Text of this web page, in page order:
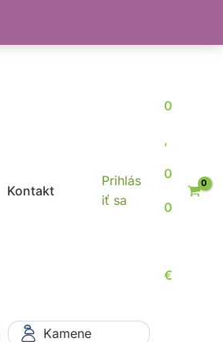
Kontakt
Prihlás
iť sa
0
,
0
0
€
Kamene